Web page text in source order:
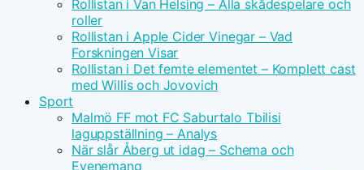
Rollistan i Van Helsing – Alla skådespelare och
roller
Rollistan i Apple Cider Vinegar – Vad
Forskningen Visar
Rollistan i Det femte elementet – Komplett cast
med Willis och Jovovich
Sport
Malmö FF mot FC Saburtalo Tbilisi
laguppställning – Analys
När slår Åberg ut idag – Schema och
Evenemang